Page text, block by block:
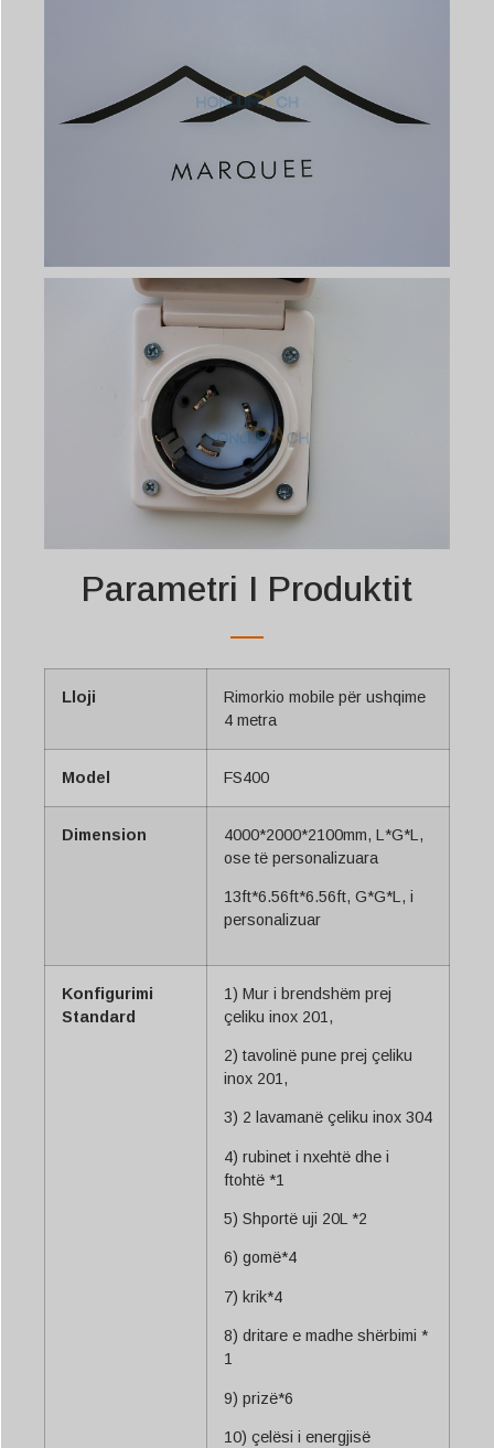
Parametri I Produktit
Lloji
Rimorkio mobile për ushqime
4 metra
Model FS400
Dimension
4000*2000*2100mm, L*G*L,
ose të personalizuara
13ft*6.56ft*6.56ft, G*G*L, i
personalizuar
Konfigurimi
Standard
1) Mur i brendshëm prej
çeliku inox 201,
2) tavolinë pune prej çeliku
inox 201,
3) 2 lavamanë çeliku inox 304
4) rubinet i nxehtë dhe i
ftohtë *1
5) Shportë uji 20L *2
6) gomë*4
7) krik*4
8) dritare e madhe shërbimi *
1
9) prizë*6
10) çelësi i energjisë